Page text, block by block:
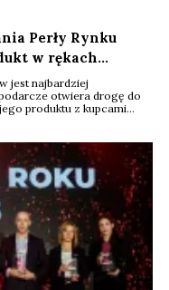
Perły Rynku
w rękach
jest najbardziej
otwiera drogę do
produktu z kupcami
ocena osób
handlowych.